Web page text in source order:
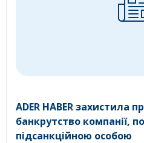
ADER HABER захистила
банкрутство компанії,
підсанкційною особою